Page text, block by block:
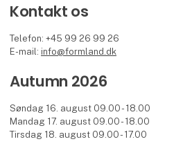
Kontakt os
Telefon: +45 99 26 99 26
E-mail: info@formland.dk
Autumn 2026
Søndag 16. august 09.00 - 18.00
Mandag 17. august 09.00 - 18.00
Tirsdag 18. august 09.00 - 17.00